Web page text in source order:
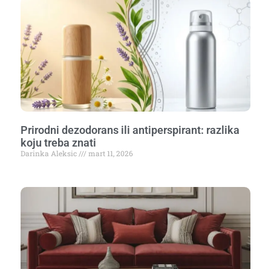
Prirodni dezodorans ili antiperspirant: razlika
koju treba znati
Darinka Aleksic mart 11, 2026